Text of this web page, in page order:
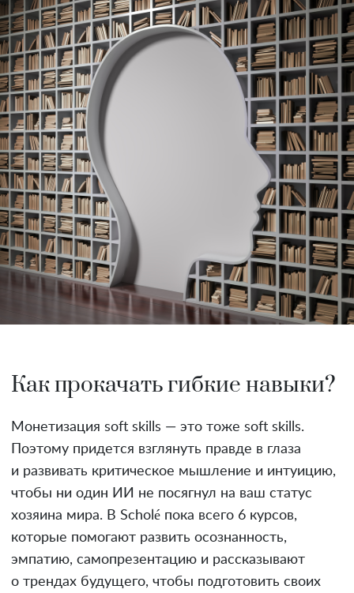
Как прокачать гибкие навыки?
Монетизация soft skills — это тоже soft skills.
Поэтому придется взглянуть правде в глаза
и развивать критическое мышление и интуицию,
чтобы ни один ИИ не посягнул на ваш статус
хозяина мира. В Scholé пока всего 6 курсов,
которые помогают развить осознанность,
эмпатию, самопрезентацию и рассказывают
о трендах будущего, чтобы подготовить своих